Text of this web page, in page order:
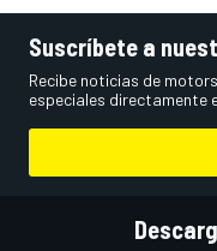
Suscríbete a
Recibe noticias de
especiales directamente